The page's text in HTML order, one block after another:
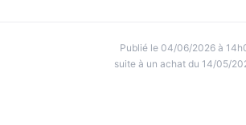
Publié le 04/06/2026 à
suite à un achat du 14/05/